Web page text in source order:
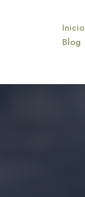
Inicio
Blog